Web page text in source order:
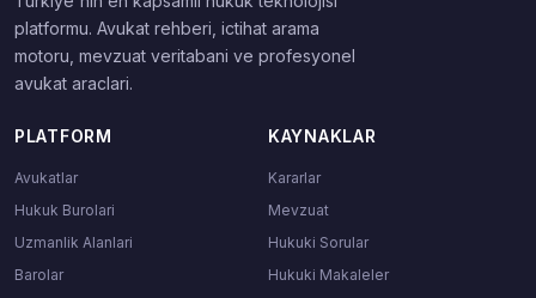
platformu. Avukat rehberi, ictihat arama
motoru, mevzuat veritabani ve profesyonel
avukat araclari.
PLATFORM
Avukatlar
Hukuk Burolari
Uzmanlik Alanlari
Barolar
KAYNAKLAR
Kararlar
Mevzuat
Hukuki Sorular
Hukuki Makaleler